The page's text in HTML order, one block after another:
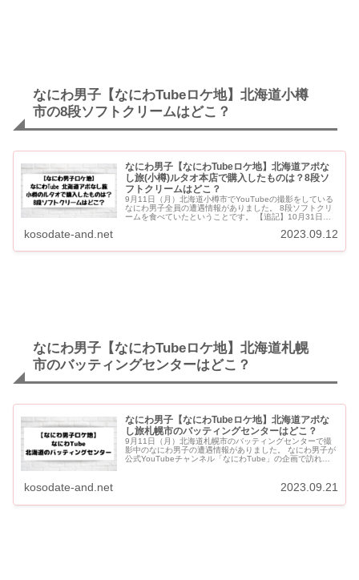
なにわ男子【なにわTubeロケ地】北海道小樽
市の8段ソフトクリームはどこ？
なにわ男子【なにわTubeロケ地】北海道アポな
し旅(小樽)ルタオ本店で購入したものは？8段ソ
フトクリームはどこ？
9月11日（月）北海道小樽市でYouTubeの撮影をしている
なにわ男子全員の遭遇情報がありました。 8段ソフトクリ
ームを食べていたということです。 【追記】10月31日配
kosodate-and.net 2023.09.12
なにわ男子【なにわTubeロケ地】北海道札幌
市のバッティングセンターはどこ？
なにわ男子【なにわTubeロケ地】北海道アポな
し旅札幌市のバッティングセンターはどこ？
9月11日（月）北海道札幌市のバッティングセンターで撮
影中のなにわ男子の遭遇情報がありました。 なにわ男子が
公式YouTubeチャンネル「なにわTube」の企画で訪れた
kosodate-and.net 2023.09.21